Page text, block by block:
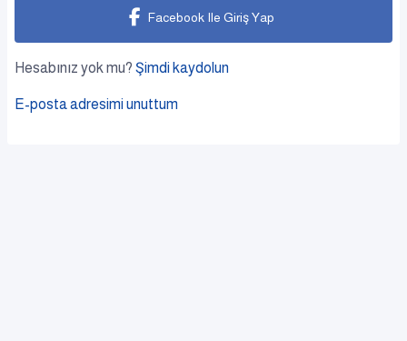
Facebook Ile Giriş Yap
Hesabınız yok mu? Şimdi kaydolun
E-posta adresimi unuttum